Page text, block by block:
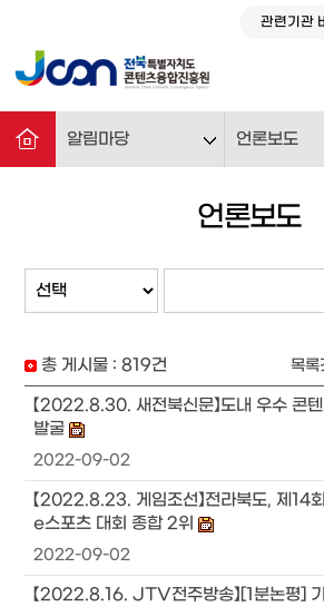
알림마당 언론보도
언론보도
총 게시물 :819건 목록
【2022.8.30. 새전북신문】도내 우수 콘
발굴
2022-09-02
【2022.8.23. 게임조선】전라북도, 제14
e스포츠 대회 종합 2위
2022-09-02
【2022.8.16. JTV전주방송】[1분논평]